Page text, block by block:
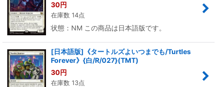
30円
在庫数 14点
状態：NM この商品は日本語版です。
[日本語版]《タートルズよいつまでも/Turtles
Forever》{白/R/027}(TMT)
30円
在庫数 13点